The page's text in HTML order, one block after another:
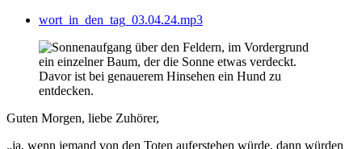
wort_in_den_tag_03.04.24.mp3
Guten Morgen, liebe Zuhörer,
„ja, wenn jemand von den Toten auferstehen würde, dann würden